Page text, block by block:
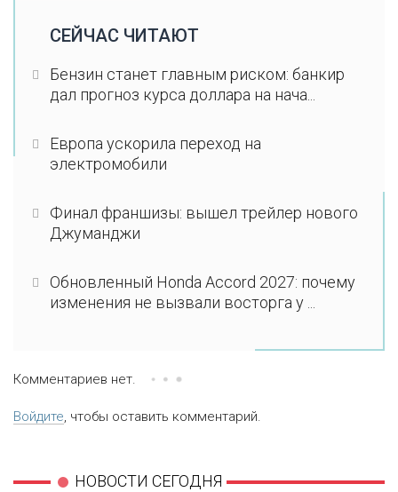
СЕЙЧАС ЧИТАЮТ
Бензин станет главным риском: банкир
дал прогноз курса доллара на нача...
Европа ускорила переход на
электромобили
Финал франшизы: вышел трейлер нового
Джуманджи
Обновленный Honda Accord 2027: почему
изменения не вызвали восторга у ...
Комментариев нет.
Войдите, чтобы оставить комментарий.
НОВОСТИ СЕГОДНЯ